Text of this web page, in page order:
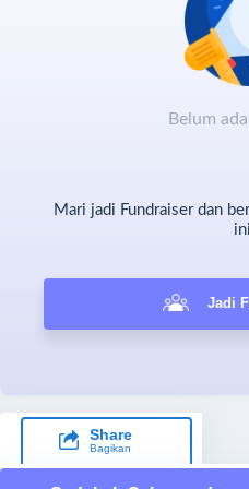
Santri penghafal Al-
Guru ngaji dan dai
Kaum dhuafa dan
Program dakwah dan
Belum
Mari jadi Fundraiser dan
Jadi
Share
Bagikan